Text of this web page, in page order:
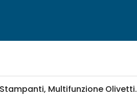
Multifunzione Olivetti.